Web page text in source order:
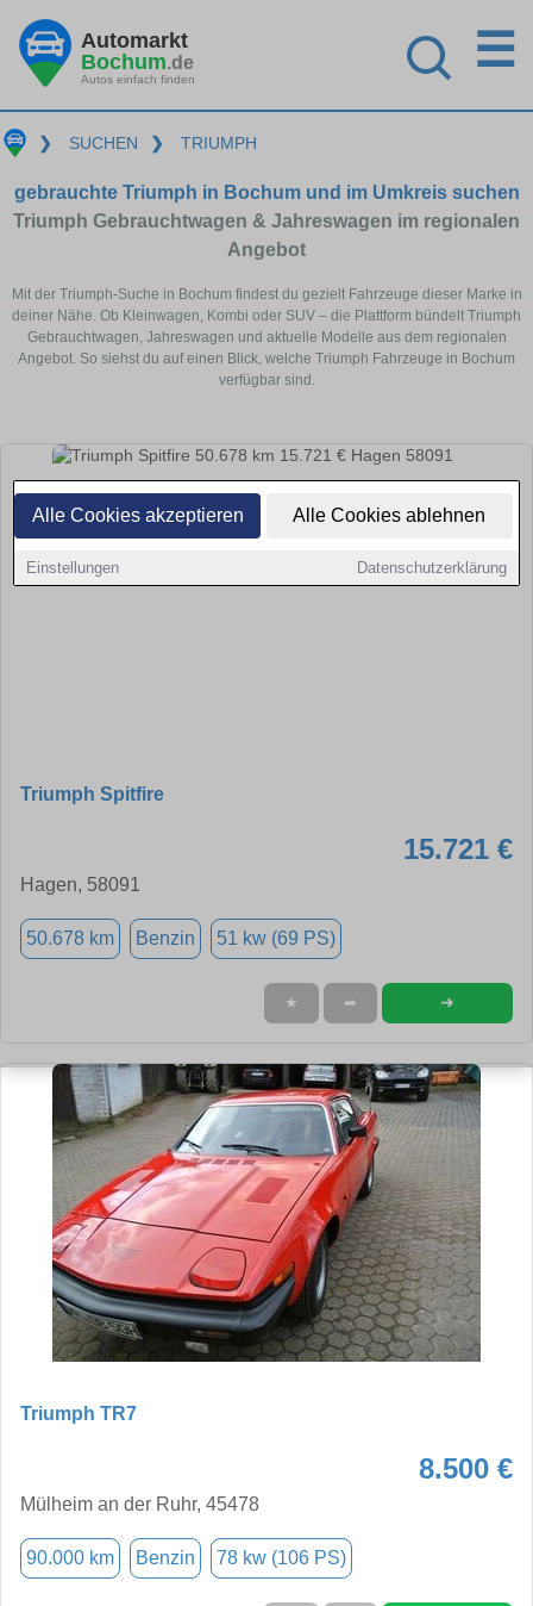
Alle Cookies akzeptieren Alle Cookies ablehnen
Einstellungen Datenschutzerklärung
Automarkt
Bochum.de
Autos einfach finden
☰
❯ SUCHEN ❯ TRIUMPH
gebrauchte Triumph in Bochum und im Umkreis suchen
Triumph Gebrauchtwagen & Jahreswagen im regionalen
Angebot
Mit der Triumph-Suche in Bochum findest du gezielt Fahrzeuge dieser Marke in
deiner Nähe. Ob Kleinwagen, Kombi oder SUV – die Plattform bündelt Triumph
Gebrauchtwagen, Jahreswagen und aktuelle Modelle aus dem regionalen
Angebot. So siehst du auf einen Blick, welche Triumph Fahrzeuge in Bochum
verfügbar sind.
Triumph Spitfire
15.721 €
Hagen, 58091
50.678 km Benzin 51 kw (69 PS)
★ ➦ ➜
Triumph TR7
8.500 €
Mülheim an der Ruhr, 45478
90.000 km Benzin 78 kw (106 PS)